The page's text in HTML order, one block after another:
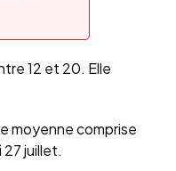
12 et 20. Elle
moyenne comprise
27 juillet.